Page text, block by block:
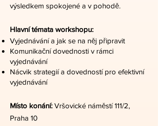
výsledkem spokojené a v pohodě.
Hlavní témata workshopu:
Vyjednávání a jak se na něj připravit
Komunikační dovednosti v rámci
vyjednávání
Nácvik strategií a dovedností pro efektivní
vyjednávání
Místo konání: Vršovické náměstí 111/2,
Praha 10